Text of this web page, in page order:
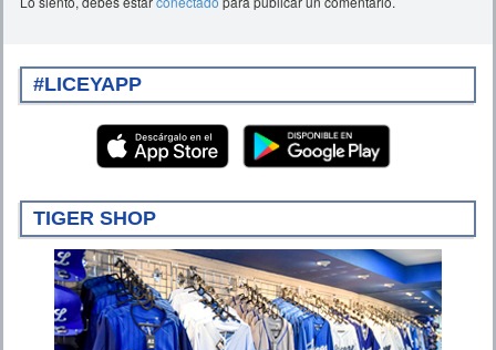
#LICEYAPP
TIGER SHOP